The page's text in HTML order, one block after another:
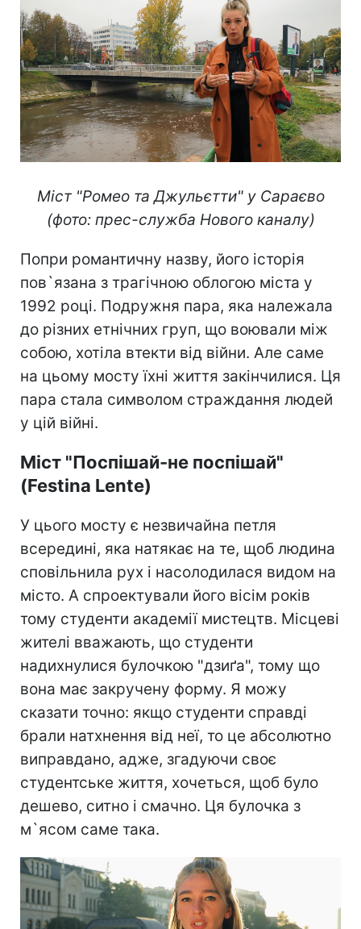
ним пов`язана важлива історична подія.
Поряд вбили ерцгерцога Австро-
Угорщини Франца Фердинанда, що й
спричинило Першу світову війну. Сумні
наслідки всім відомі.
Міст "Ромео та Джульєтти"
Міст "Ромео та Джульєтти" у Сараєво
(фото: прес-служба Нового каналу)
пов`язана з трагічною облогою міста у
1992 році. Подружня пара, яка належала
собою, хотіла втекти від війни. Але саме
на цьому мосту їхні життя закінчилися. Ця
пара стала символом страждання людей
у цій війні.
Міст "Поспішай-не поспішай"
(Festina Lente)
У цього мосту є незвичайна петля
всередині, яка натякає на те, щоб людина
сповільнила рух і насолодилася видом на
місто. А спроектували його вісім років
тому студенти академії мистецтв. Місцеві
жителі вважають, що студенти
вона має закручену форму. Я можу
сказати точно: якщо студенти справді
брали натхнення від неї, то це абсолютно